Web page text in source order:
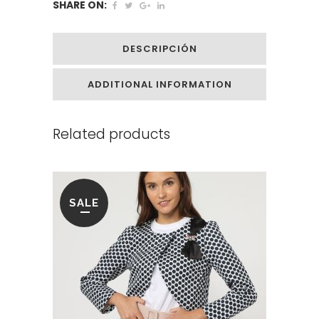
SHARE ON:
DESCRIPCIÓN
ADDITIONAL INFORMATION
Related products
SALE